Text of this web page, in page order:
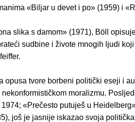
«Biljar u devet i po» (1959) i
slika s damom» (1971), Böll
sudbine i živote mnogih ljudi
opusa tvore borbeni politički eseji i
moralizmu.
«Prečesto putuješ u
još je jasnije iskazao svoja